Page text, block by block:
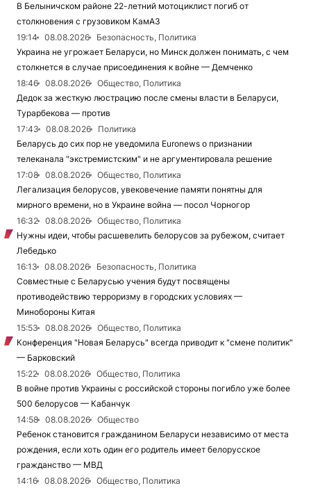
В Белыничском районе 22-летний мотоциклист погиб от
столкновения с грузовиком КамАЗ
19:14
08.08.2026
Безопасность, Политика
Украина не угрожает Беларуси, но Минск должен понимать, с чем
столкнется в случае присоединения к войне — Демченко
18:46
08.08.2026
Общество, Политика
Дедок за жесткую люстрацию после смены власти в Беларуси,
Турарбекова — против
17:43
08.08.2026
Политика
Беларусь до сих пор не уведомила Euronews о признании
телеканала "экстремистским" и не аргументировала решение
17:08
08.08.2026
Общество, Политика
Легализация белорусов, увековечение памяти понятны для
мирного времени, но в Украине война — посол Чорногор
16:32
08.08.2026
Общество, Политика
Нужны идеи, чтобы расшевелить белорусов за рубежом, считает
Лебедько
16:13
08.08.2026
Безопасность, Политика
Совместные с Беларусью учения будут посвящены
противодействию терроризму в городских условиях —
Минобороны Китая
15:53
08.08.2026
Общество, Политика
Конференция "Новая Беларусь" всегда приводит к "смене политик"
— Барковский
15:22
08.08.2026
Общество, Политика
В войне против Украины с российской стороны погибло уже более
500 белорусов — Кабанчук
14:58
08.08.2026
Общество
Ребенок становится гражданином Беларуси независимо от места
рождения, если хоть один его родитель имеет белорусское
гражданство — МВД
14:16
08.08.2026
Общество, Политика